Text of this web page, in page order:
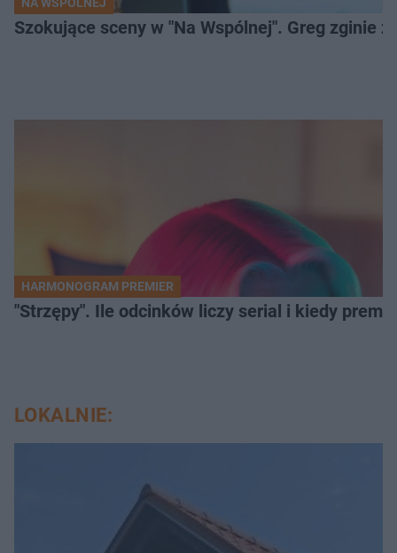
Szokujące sceny w "Na Wspólnej". Greg zginie z
HARMONOGRAM PREMIER
"Strzępy". Ile odcinków liczy serial i kiedy
LOKALNIE: